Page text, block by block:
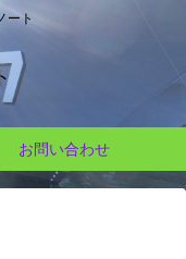
ート
お問い合わせ